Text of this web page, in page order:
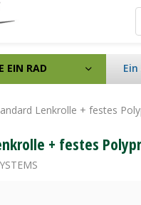
EIN RAD
Lenkrolle + festes
+ festes